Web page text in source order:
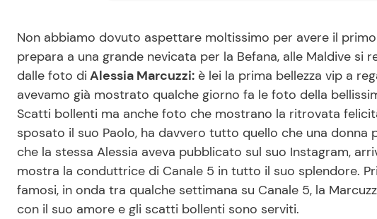
Non abbiamo dovuto aspettare moltissimo per avere il primo
prepara a una grande nevicata per la Befana, alle Maldive si
dalle foto di Alessia Marcuzzi: è lei la prima bellezza vip a
avevamo già mostrato qualche giorno fa le foto della
Scatti bollenti ma anche foto che mostrano la ritrovata
sposato il suo Paolo, ha davvero tutto quello che una donna
che la stessa Alessia aveva pubblicato sul suo Instagram,
mostra la conduttrice di Canale 5 in tutto il suo splendore.
famosi, in onda tra qualche settimana su Canale 5, la
con il suo amore e gli scatti bollenti sono serviti.